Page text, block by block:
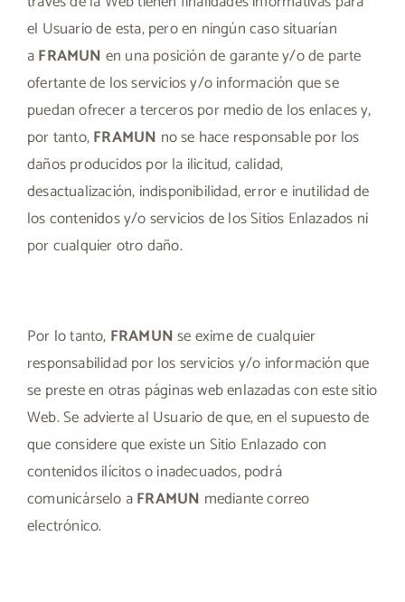
el Usuario de esta, pero en ningún caso situarían
aFRAMUN en una posición de garante y/o de parte
ofertante de los servicios y/o información que se
puedan ofrecer a terceros por medio de los enlaces y,
por tanto,FRAMUN no se hace responsable por los
daños producidos por la ilicitud, calidad,
desactualización, indisponibilidad, error e inutilidad de
los contenidos y/o servicios de los Sitios Enlazados ni
por cualquier otro daño.
Por lo tanto, FRAMUNse exime de cualquier
responsabilidad por los servicios y/o información que
se preste en otras páginas web enlazadas con este sitio
Web. Se advierte al Usuario de que, en el supuesto de
que considere que existe un Sitio Enlazado con
contenidos ilícitos o inadecuados, podrá
comunicárselo aFRAMUN mediante correo
electrónico.